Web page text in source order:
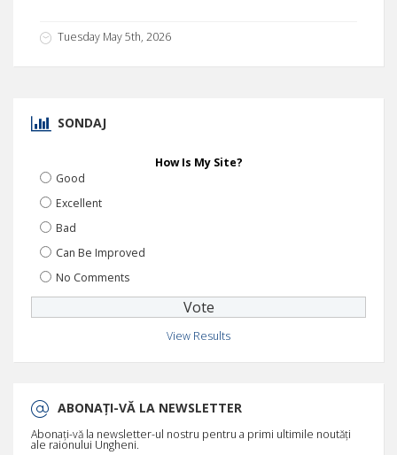
Tuesday May 5th, 2026
SONDAJ
How Is My Site?
Good
Excellent
Bad
Can Be Improved
No Comments
View Results
ABONAȚI-VĂ LA NEWSLETTER
Abonați-vă la newsletter-ul nostru pentru a primi ultimile noutăți
ale raionului Ungheni.